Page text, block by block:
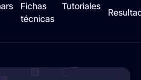
Fichas
técnicas
Tutoriales